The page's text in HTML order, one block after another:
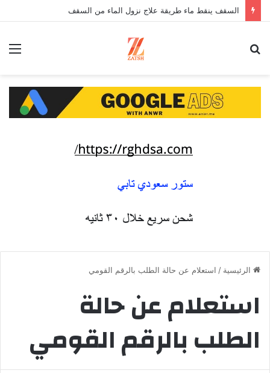
السقف ينقط ماء طريقة علاج نزول الماء من السقف
الرئيسية / استعلام عن حالة الطلب بالرقم القومي
استعلام عن حالة
الطلب بالرقم القومي